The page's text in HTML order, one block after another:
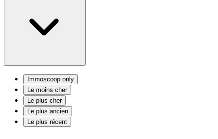
Immoscoop only
Le moins cher
Le plus cher
Le plus ancien
Le plus récent